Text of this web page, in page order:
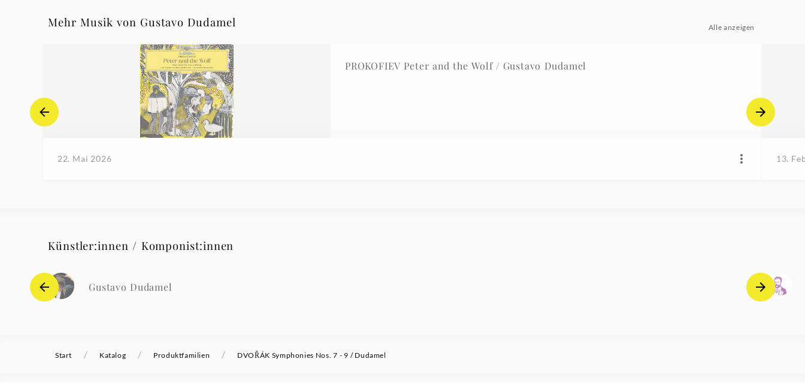
Mehr Musik von Gustavo Dudamel Alle anzeigen
PROKOFIEV Peter and the Wolf / Gustavo Dudamel
22. Mai 2026 13.
Künstler:innen / Komponist:innen
Gustavo Dudamel
Start / Katalog / Produktfamilien / DVOŘÁK Symphonies Nos. 7 - 9 / Dudamel